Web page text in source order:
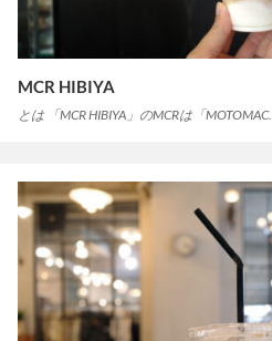
MCR HIBIYA
とは 「MCR HIBIYA」のMCRは「MOTOMAC…